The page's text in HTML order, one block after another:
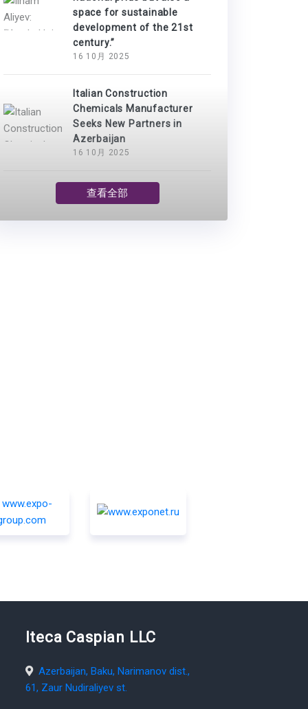
space for sustainable
development of the 21st
century.”
16 10月 2025
Italian Construction
Chemicals Manufacturer
Seeks New Partners in
Azerbaijan
16 10月 2025
查看全部
Iteca Caspian LLC
Azerbaijan, Baku, Narimanov dist.,
61, Zaur Nudiraliyev st.